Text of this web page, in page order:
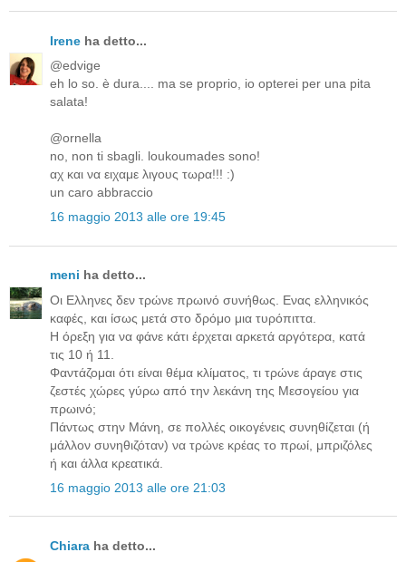
Irene ha detto...
@edvige
eh lo so. è dura.... ma se proprio, io opterei per una pita
salata!
@ornella
no, non ti sbagli. loukoumades sono!
αχ και να ειχαμε λιγους τωρα!!! :)
un caro abbraccio
16 maggio 2013 alle ore 19:45
meni ha detto...
Οι Ελληνες δεν τρώνε πρωινό συνήθως. Ενας ελληνικός
καφές, και ίσως μετά στο δρόμο μια τυρόπιττα.
Η όρεξη για να φάνε κάτι έρχεται αρκετά αργότερα, κατά
τις 10 ή 11.
Φαντάζομαι ότι είναι θέμα κλίματος, τι τρώνε άραγε στις
ζεστές χώρες γύρω από την λεκάνη της Μεσογείου για
πρωινό;
Πάντως στην Μάνη, σε πολλές οικογένεις συνηθίζεται (ή
μάλλον συνηθιζόταν) να τρώνε κρέας το πρωί, μπριζόλες
ή και άλλα κρεατικά.
16 maggio 2013 alle ore 21:03
Chiara ha detto...